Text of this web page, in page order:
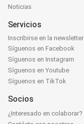
Noticias
Servicios
Inscribirse en la newsletter
Síguenos en Facebook
Síguenos en Instagram
Síguenos en Youtube
Síguenos en TikTok
Socios
¿Interesado en colaborar?